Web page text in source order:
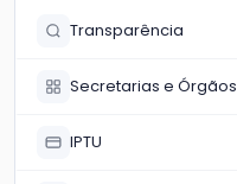
Transparência
Secretarias e Órgãos
IPTU